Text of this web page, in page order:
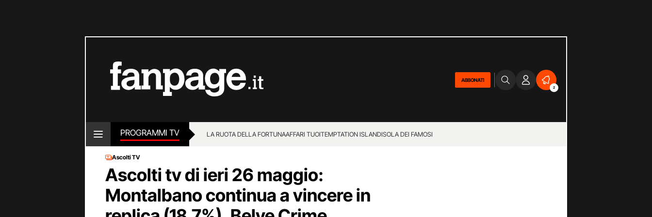
ABBONATI
2
PROGRAMMI TV LA RUOTA DELLA FORTUNAAFFARI TUOITEMPTATION ISLANDISOLA DEI FAMOSI
Ascolti TV
Ascolti tv di ieri 26 maggio:
Montalbano continua a vincere in